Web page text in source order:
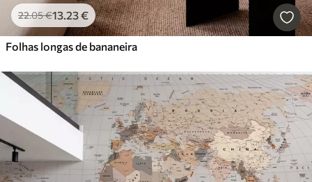
22.05€13.23€
Folhas longas de bananeira